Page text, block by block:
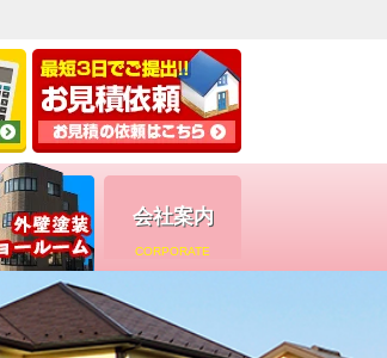
会社案内
CORPORATE